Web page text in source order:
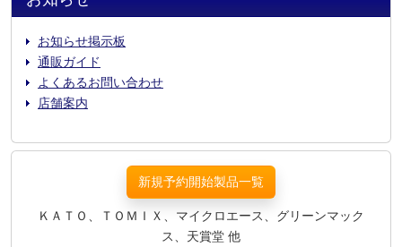
お知らせ掲示板
通販ガイド
よくあるお問い合わせ
店舗案内
新規予約開始製品一覧
ＫＡＴＯ、ＴＯＭＩＸ、マイクロエース、グリーンマック
ス、天賞堂 他